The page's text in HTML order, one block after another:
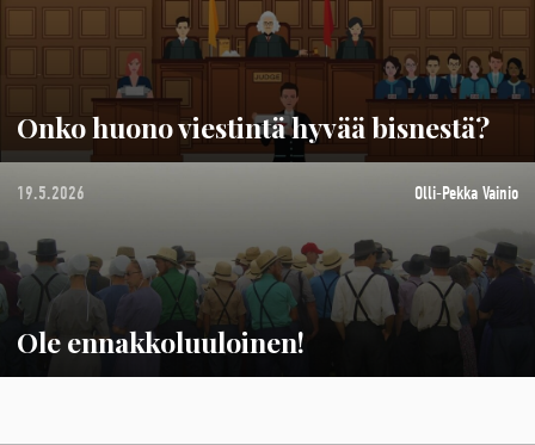
Onko huono viestintä hyvää bisnestä?
19.5.2026 Olli-Pekka Vainio
Ole ennakkoluuloinen!